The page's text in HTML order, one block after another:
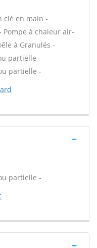
clé en main -
Pompe à chaleur air-
à Granulés -
partielle -
partielle -
partielle -